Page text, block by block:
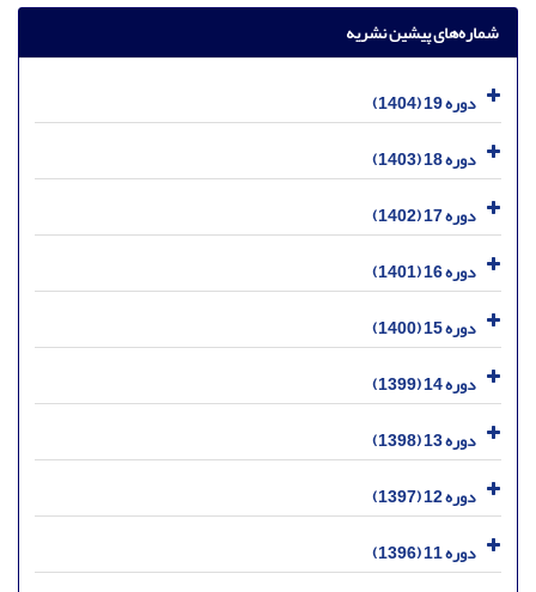
شماره‌های پیشین نشریه
دوره 19 (1404)
دوره 18 (1403)
دوره 17 (1402)
دوره 16 (1401)
دوره 15 (1400)
دوره 14 (1399)
دوره 13 (1398)
دوره 12 (1397)
دوره 11 (1396)